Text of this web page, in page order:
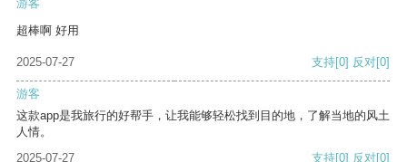
游客
超棒啊 好用
2025-07-27 支持[0] 反对[0]
游客
这款app是我旅行的好帮手，让我能够轻松找到目的地，了解当地的风土
人情。
2025-07-27
支持[0] 反对[0]